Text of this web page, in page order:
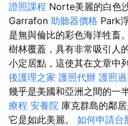
證照課程 Norte美麗的白色
Garrafon 助聽器價格 Park
是無與倫比的彩色海洋牲畜
樹林覆蓋，具有非常吸引人
小定居點，這使其在文章中
後護理之家 護照代辦 護照
幾乎是美國和亞洲之間的一
療程 安養院 庫克群島的鄰
它是如此美麗。 如何申請台